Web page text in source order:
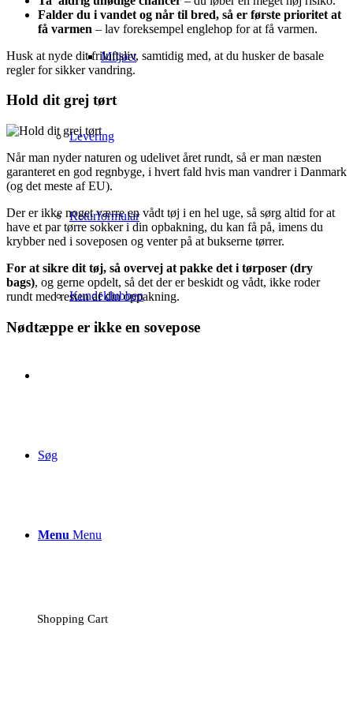
Miljøet
Levering
Returformular
Kundeklubben
Søg
Menu Menu
Shopping Cart
Falder du i vandet og når til bred, så er første prioritet at
få varmen – lav foreksempel englehop for at få varmen.
Husk at nyde dit friluftsliv, samtidig med, at du husker de basale
regler for sikker vandring.
Hold dit grej tørt
Når man nyder naturen og udelivet året rundt, så er man næsten
garanteret en god regnbyge, i hvert fald hvis man vandrer i Danmark
(og det meste af EU).
Der er ikke noget værre en vådt tøj i en hel uge, så sørg altid for at
have et par tørre sokker i din opbakning, du kan få på, imens du
krybber ned i soveposen og venter på at bukserne tørrer.
For at sikre dit tøj, så overvej at pakke det i tørposer (dry
bags), og gerne opdelt, så det der er beskidt og vådt, ikke roder
rundt med resten af din oppakning.
Nødtæppe er ikke en sovepose